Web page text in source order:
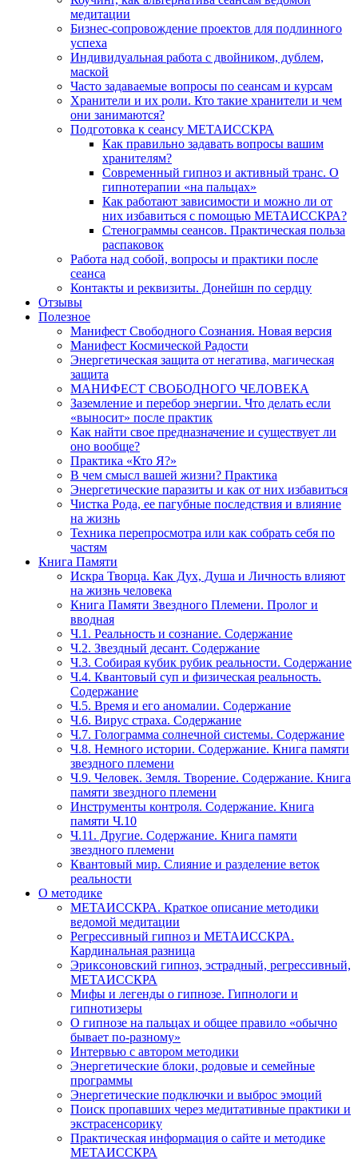
медитации
Бизнес-сопровождение проектов для подлинного
успеха
Индивидуальная работа с двойником, дублем,
маской
Часто задаваемые вопросы по сеансам и курсам
Хранители и их роли. Кто такие хранители и чем
они занимаются?
Подготовка к сеансу МЕТАИССКРА
Как правильно задавать вопросы вашим
хранителям?
Современный гипноз и активный транс. О
гипнотерапии «на пальцах»
Как работают зависимости и можно ли от
них избавиться с помощью МЕТАИССКРА?
Стенограммы сеансов. Практическая польза
распаковок
Работа над собой, вопросы и практики после
сеанса
Контакты и реквизиты. Донейшн по сердцу
Отзывы
Полезное
Манифест Свободного Сознания. Новая версия
Манифест Космической Радости
Энергетическая защита от негатива, магическая
защита
МАНИФЕСТ СВОБОДНОГО ЧЕЛОВЕКА
Заземление и перебор энергии. Что делать если
«выносит» после практик
Как найти свое предназначение и существует ли
оно вообще?
Практика «Кто Я?»
В чем смысл вашей жизни? Практика
Энергетические паразиты и как от них избавиться
Чистка Рода, ее пагубные последствия и влияние
на жизнь
Техника перепросмотра или как собрать себя по
частям
Книга Памяти
Искра Творца. Как Дух, Душа и Личность влияют
на жизнь человека
Книга Памяти Звездного Племени. Пролог и
вводная
Ч.1. Реальность и сознание. Содержание
Ч.2. Звездный десант. Содержание
Ч.3. Собирая кубик рубик реальности. Содержание
Ч.4. Квантовый суп и физическая реальность.
Содержание
Ч.5. Время и его аномалии. Содержание
Ч.6. Вирус страха. Содержание
Ч.7. Голограмма солнечной системы. Содержание
Ч.8. Немного истории. Содержание. Книга памяти
звездного племени
Ч.9. Человек. Земля. Творение. Содержание. Книга
памяти звездного племени
Инструменты контроля. Содержание. Книга
памяти Ч.10
Ч.11. Другие. Содержание. Книга памяти
звездного племени
Квантовый мир. Слияние и разделение веток
реальности
О методике
МЕТАИССКРА. Краткое описание методики
ведомой медитации
Регрессивный гипноз и МЕТАИССКРА.
Кардинальная разница
Эриксоновский гипноз, эстрадный, регрессивный,
МЕТАИССКРА
Мифы и легенды о гипнозе. Гипнологи и
гипнотизеры
О гипнозе на пальцах и общее правило «обычно
бывает по-разному»
Интервью с автором методики
Энергетические блоки, родовые и семейные
программы
Энергетические подключки и выброс эмоций
Поиск пропавших через медитативные практики и
экстрасенсорику
Практическая информация о сайте и методике
МЕТАИССКРА